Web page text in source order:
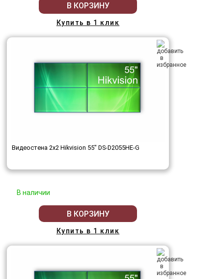
В КОРЗИНУ
Купить в 1 клик
Видеостена 2x2 Hikvision 55" DS-D2055HE-G
В наличии
В КОРЗИНУ
Купить в 1 клик